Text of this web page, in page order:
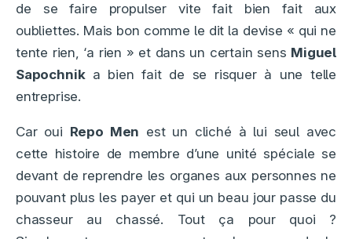
de se faire propulser vite fait bien fait aux
oubliettes. Mais bon comme le dit la devise « qui ne
tente rien, ‘a rien » et dans un certain sens Miguel
Sapochnika bien fait de se risquer à une telle
entreprise.
Car oui Repo Men est un cliché à lui seul avec
cette histoire de membre d’une unité spéciale se
devant de reprendre les organes aux personnes ne
pouvant plus les payer et qui un beau jour passe du
chasseur au chassé. Tout ça pour quoi ?